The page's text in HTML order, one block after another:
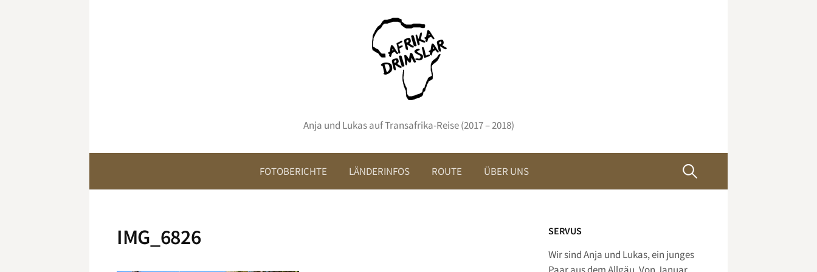
Anja und Lukas auf Transafrika-Reise (2017 – 2018)
FOTOBERICHTE LÄNDERINFOS ROUTE ÜBER UNS Suchen
IMG_6826 SERVUS
Wir sind Anja und Lukas, ein junges